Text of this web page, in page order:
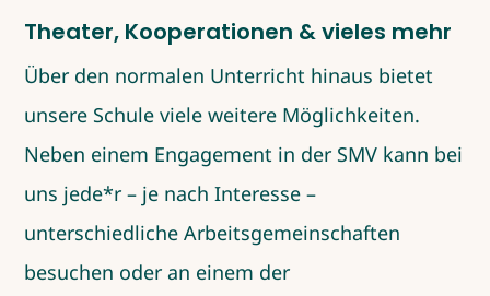
Theater, Kooperationen & vieles mehr
Über den normalen Unterricht hinaus bietet
unsere Schule viele weitere Möglichkeiten.
Neben einem Engagement in der SMV kann bei
uns jede*r – je nach Interesse –
unterschiedliche Arbeitsgemeinschaften
besuchen oder an einem der